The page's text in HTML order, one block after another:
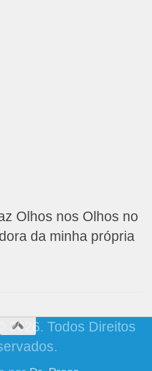
Olhos nos Olhos no
da minha própria
2026. Todos Direitos